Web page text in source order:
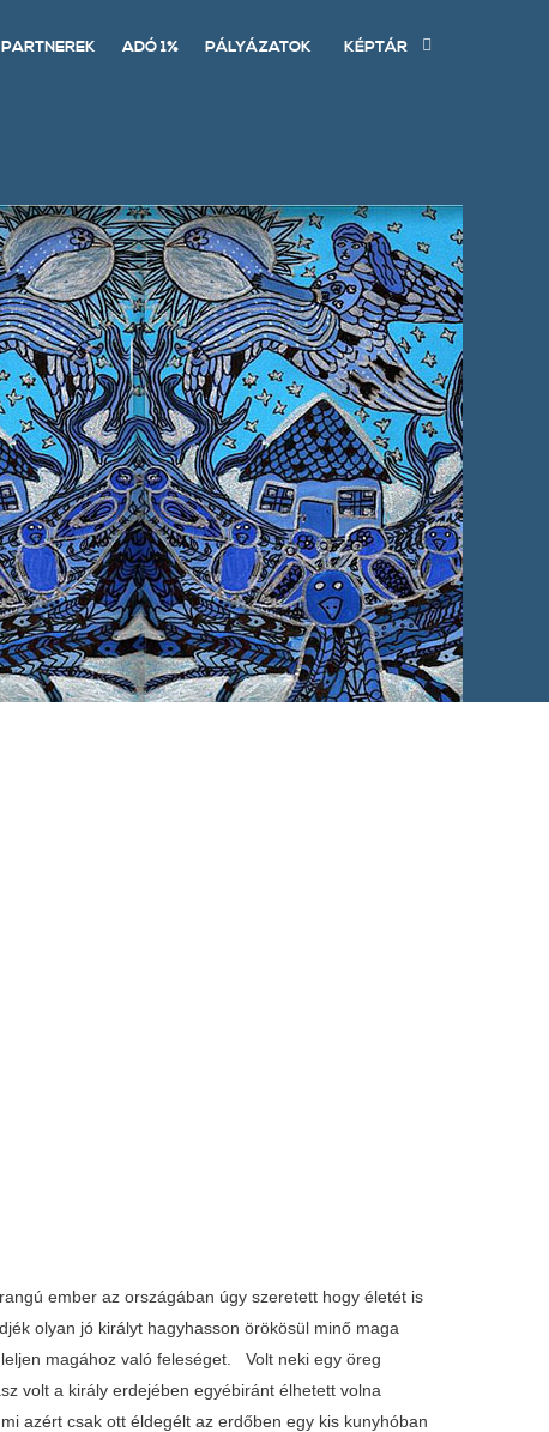
PARTNEREK ADÓ 1% PÁLYÁZATOK KÉPTÁR
ember az országában úgy szeretett hogy életét is
olyan jó királyt hagyhasson örökösül minő maga
magához való feleséget. Volt neki egy öreg
volt a király erdejében egyébiránt élhetett volna
azért csak ott éldegélt az erdőben egy kis kunyhóban